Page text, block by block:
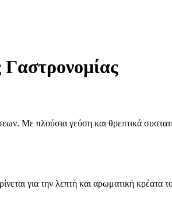
Με πλούσια γεύση και θρεπτικά
για την λεπτή και αρωματική